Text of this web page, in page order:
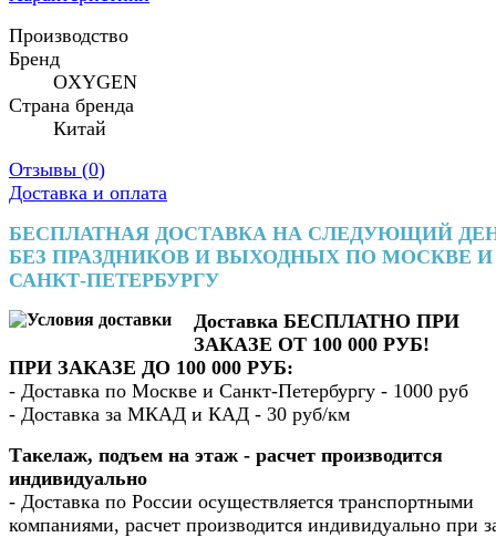
Производство
Бренд
OXYGEN
Страна бренда
Китай
Отзывы (0)
Доставка и оплата
БЕСПЛАТНАЯ ДОСТАВКА НА СЛЕДУЮЩИЙ
БЕЗ ПРАЗДНИКОВ И ВЫХОДНЫХ ПО МОСКВЕ И
САНКТ-ПЕТЕРБУРГУ
Доставка БЕСПЛАТНО ПРИ
ЗАКАЗЕ ОТ 100 000 РУБ!
ПРИ ЗАКАЗЕ ДО 100 000 РУБ:
- Доставка по Москве и Санкт-Петербургу - 1000 руб
- Доставка за МКАД и КАД - 30 руб/км
Такелаж, подъем на этаж - расчет производится
индивидуально
- Доставка по России осуществляется транспортными
компаниями, расчет производится индивидуально при